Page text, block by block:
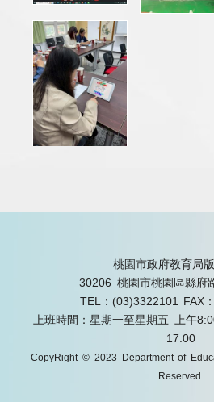
桃園市政府教育局
30206 桃園市桃園區縣府
TEL：(03)3322101 FAX
上班時間：星期一至星期五 上午
17:00
CopyRight © 2023 Department of
Reserved.